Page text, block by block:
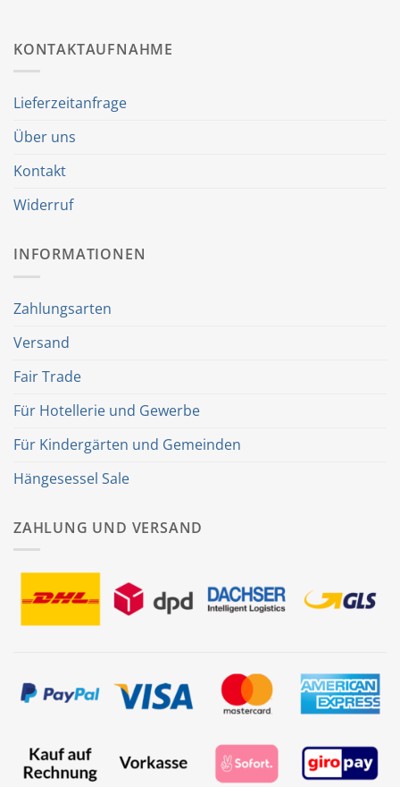
KONTAKTAUFNAHME
Lieferzeitanfrage
Über uns
Kontakt
Widerruf
INFORMATIONEN
Zahlungsarten
Versand
Fair Trade
Für Hotellerie und Gewerbe
Für Kindergärten und Gemeinden
Hängesessel Sale
ZAHLUNG UND VERSAND